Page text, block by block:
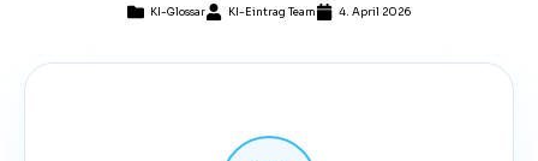
KI-Glossar KI-Eintrag Team 4. April 2026